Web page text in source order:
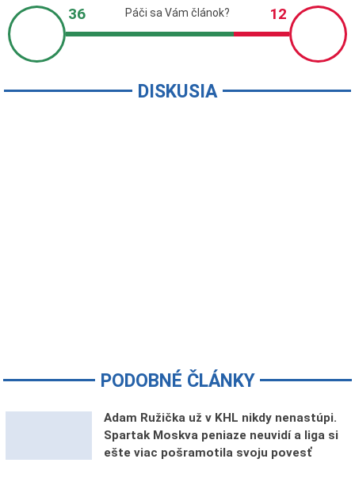
DISKUSIA
PODOBNÉ ČLÁNKY
Adam Ružička už v KHL nikdy nenastúpi.
Spartak Moskva peniaze neuvidí a liga si
ešte viac pošramotila svoju povesť